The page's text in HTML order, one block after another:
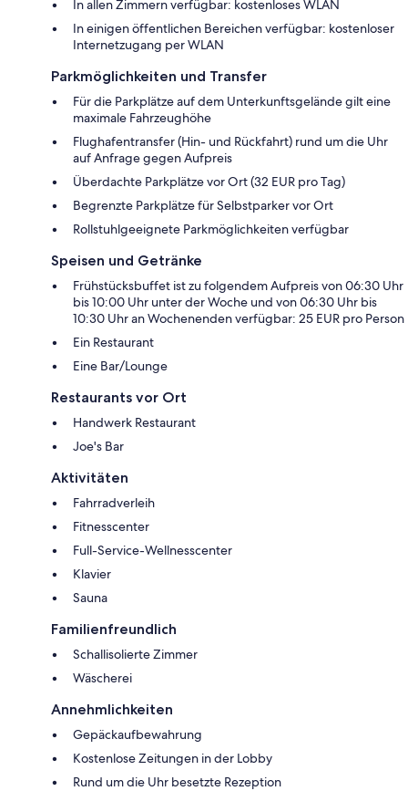
In allen Zimmern verfügbar: kostenloses WLAN
In einigen öffentlichen Bereichen verfügbar: kostenloser
Internetzugang per WLAN
Parkmöglichkeiten und Transfer
Für die Parkplätze auf dem Unterkunftsgelände gilt eine
maximale Fahrzeughöhe
Flughafentransfer (Hin- und Rückfahrt) rund um die Uhr
auf Anfrage gegen Aufpreis
Überdachte Parkplätze vor Ort (32 EUR pro Tag)
Begrenzte Parkplätze für Selbstparker vor Ort
Rollstuhlgeeignete Parkmöglichkeiten verfügbar
Speisen und Getränke
Frühstücksbuffet ist zu folgendem Aufpreis von 06:30 Uhr
bis 10:00 Uhr unter der Woche und von 06:30 Uhr bis
10:30 Uhr an Wochenenden verfügbar: 25 EUR pro Person
Ein Restaurant
Eine Bar/Lounge
Restaurants vor Ort
Handwerk Restaurant
Joe's Bar
Aktivitäten
Fahrradverleih
Fitnesscenter
Full-Service-Wellnesscenter
Klavier
Sauna
Familienfreundlich
Schallisolierte Zimmer
Wäscherei
Annehmlichkeiten
Gepäckaufbewahrung
Kostenlose Zeitungen in der Lobby
Rund um die Uhr besetzte Rezeption